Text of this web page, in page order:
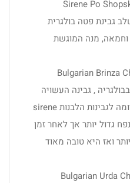
גבינת פטה בולגרית
וחמאה, מנה המוגשת
, גבינה העשויה
מחלב כבשים ,טעמה מלוח הדומה לגבינות הלבנות sirene
גדול יותר אך לאחר זמן
ואז היא טובה מאוד